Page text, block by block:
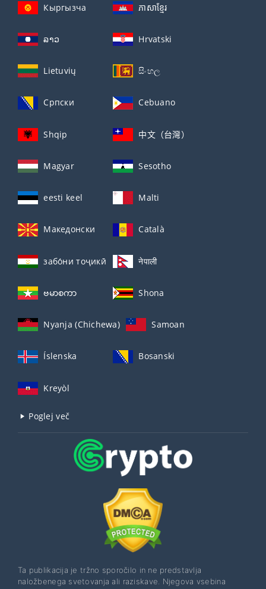
Кыргызча ភាសាខ្មែរ
ລາວ Hrvatski
Lietuvių සිංහල
Српски Cebuano
Shqip 中文（台灣）
Magyar Sesotho
eesti keel Malti
Македонски Català
забо́ни тоҷикӣ́ नेपाली
ဗမာစကာ Shona
Nyanja (Chichewa) Samoan
Íslenska Bosanski
Kreyòl
Poglej več
Ta publikacija je tržno sporočilo in ne predstavlja
naložbenega svetovanja ali raziskave. Njegova vsebina